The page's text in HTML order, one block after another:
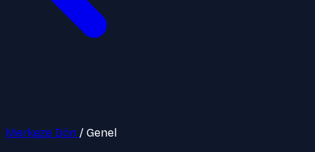
Merkeze Dön / Genel